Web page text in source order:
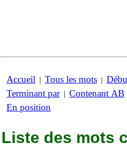
Accueil | Tous les mots |
Terminant par| Contenant AB
En position
Liste des mots